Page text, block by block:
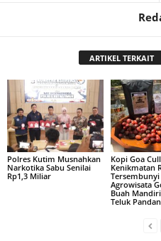
ARTIKEL TERKAIT
Polres Kutim Musnahkan
Narkotika Sabu Senilai
Rp1,3 Miliar
Kopi Goa
Kenikmatan
Agrowisata
Buah
Teluk Pandan